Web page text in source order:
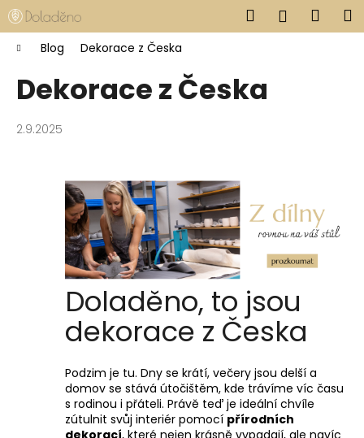
Přejít na obsah Hledat
Domů
Blog Dekorace z Česka
Dekorace z Česka
2.9.2025
Doladěno, to jsou
dekorace z Česka
Podzim je tu. Dny se krátí, večery jsou delší a
domov se stává útočištěm, kde trávíme víc času
s rodinou i přáteli. Právě teď je ideální chvíle
zútulnit svůj interiér pomocí přírodních
dekorací, které nejen krásně vypadají, ale navíc
Košík
Zpět
Zpět
C
p